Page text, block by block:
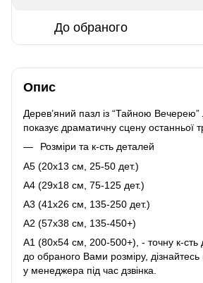
До обраного
Опис
Дерев’яний пазл із “Тайною Вечерею”
показує драматичну сцену останньої
Розміри та к-сть деталей
A5 (20х13 см, 25-50 дет.)
A4 (29x18 см, 75-125 дет.)
A3 (41х26 см, 135-250 дет.)
A2 (57х38 см, 135-450+)
A1 (80х54 см, 200-500+), - точну к-сть
до обраного Вами розміру, дізнайтесь
у менеджера під час дзвінка.